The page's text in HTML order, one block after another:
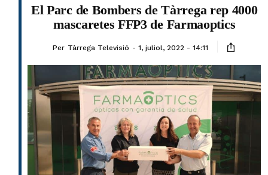
El Parc de Bombers de Tàrrega rep 4000
mascaretes FFP3 de Farmaoptics
Per Tàrrega Televisió 1, juliol, 2022 - 14:11